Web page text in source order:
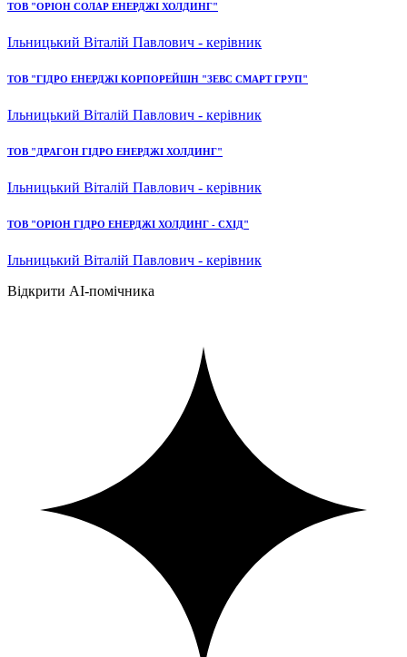
ТОВ "ОРІОН СОЛАР ЕНЕРДЖІ ХОЛДИНГ"
Ільницький Віталій Павлович - керівник
ТОВ "ГІДРО ЕНЕРДЖІ КОРПОРЕЙШН "ЗЕВС СМАРТ ГРУП"
Ільницький Віталій Павлович - керівник
ТОВ "ДРАГОН ГІДРО ЕНЕРДЖІ ХОЛДИНГ"
Ільницький Віталій Павлович - керівник
ТОВ "ОРІОН ГІДРО ЕНЕРДЖІ ХОЛДИНГ - СХІД"
Ільницький Віталій Павлович - керівник
Відкрити AI-помічника